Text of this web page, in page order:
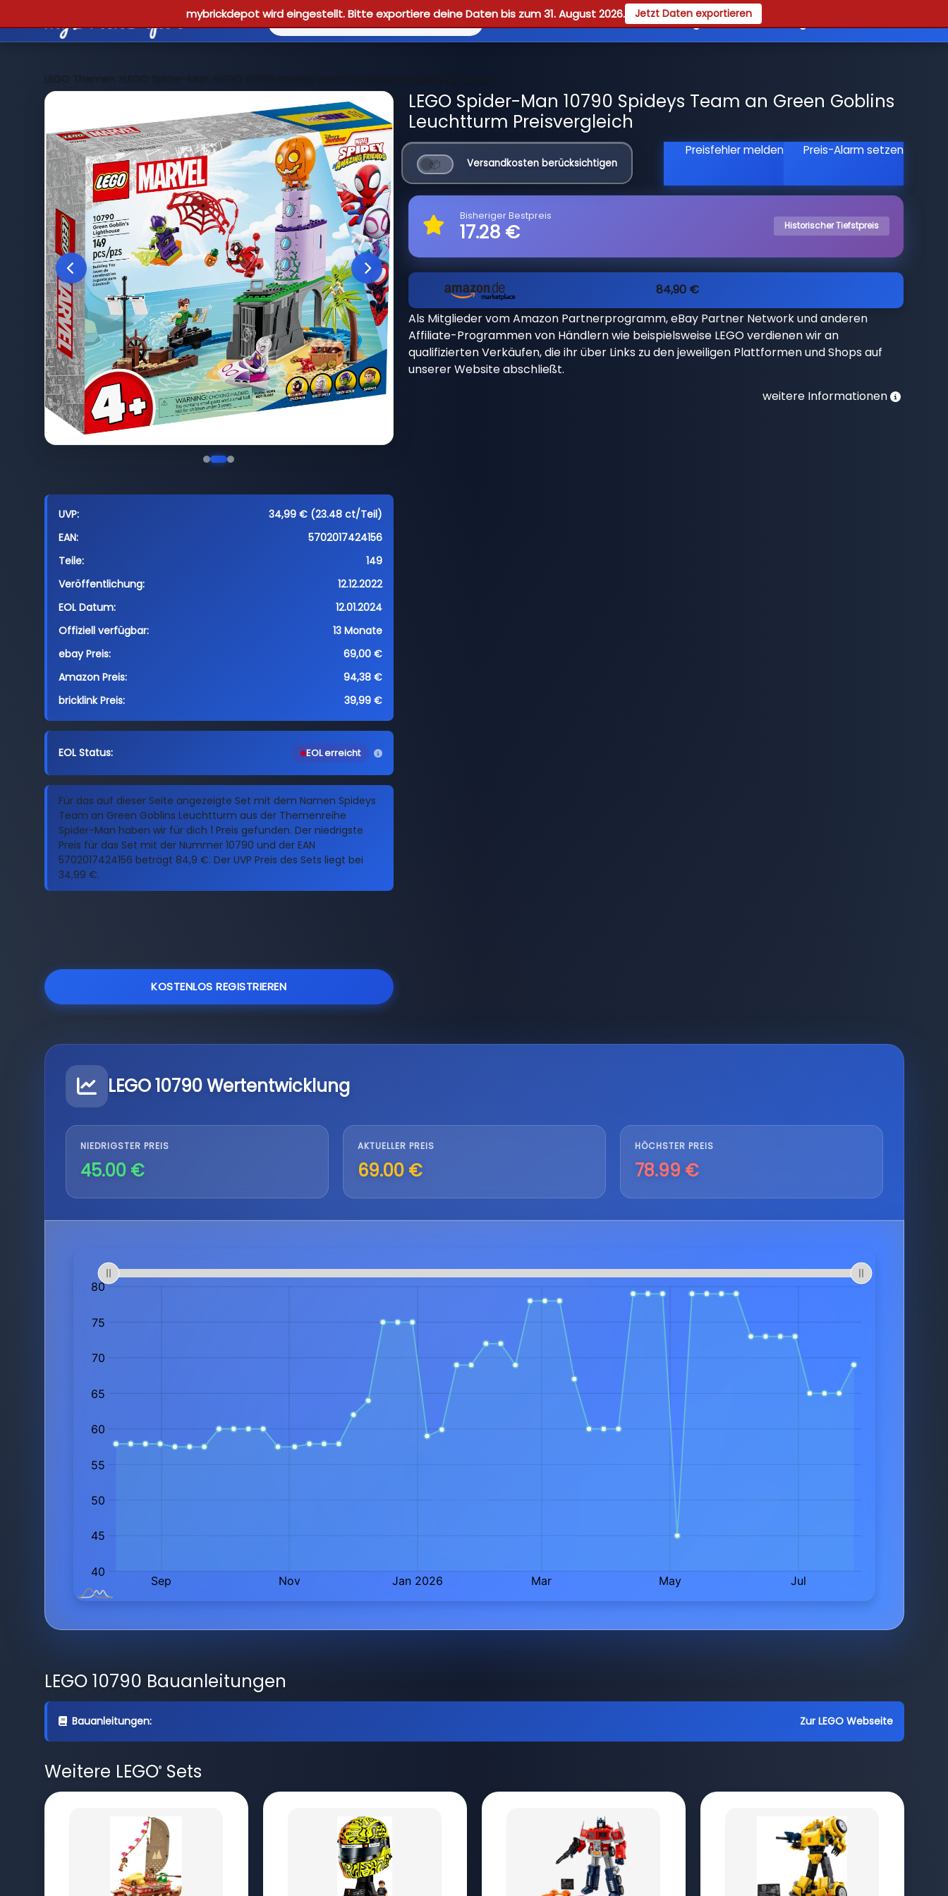
mybrickdepot wird eingestellt. Bitte exportiere deine Daten bis zum 31. August 2026. Jetzt Daten exportieren
Reviews Guides Registrieren
LEGO Themen >LEGO Spider-Man >LEGO 10790 Spideys Team an Green Goblins Leuchtturm
UVP:
34,99 € (23.48 ct/Teil)
EAN:
5702017424156
Teile:
149
Veröffentlichung:
12.12.2022
EOL Datum:
12.01.2024
Offiziell verfügbar:
13 Monate
ebay Preis:
69,00 €
Amazon Preis:
94,38 €
bricklink Preis:
39,99 €
EOL Status: EOL erreicht
Für das auf dieser Seite angezeigte Set mit dem Namen Spideys
Team an Green Goblins Leuchtturm aus der Themenreihe
Spider-Man haben wir für dich 1 Preis gefunden. Der niedrigste
Preis für das Set mit der Nummer 10790 und der EAN
5702017424156 beträgt 84,9 €. Der UVP Preis des Sets liegt bei
34,99 €.
KOSTENLOS REGISTRIEREN
LEGO Spider-Man 10790 Spideys Team an Green Goblins
Leuchtturm Preisvergleich
Versandkosten berücksichtigen
Preisfehler melden Preis-Alarm setzen
Bisheriger Bestpreis
17.28 € Historischer Tiefstpreis
84,90 €
Als Mitglieder vom Amazon Partnerprogramm, eBay Partner Network und anderen
Affiliate-Programmen von Händlern wie beispielsweise LEGO verdienen wir an
qualifizierten Verkäufen, die ihr über Links zu den jeweiligen Plattformen und Shops auf
unserer Website abschließt.
weitere Informationen
LEGO 10790 Wertentwicklung
NIEDRIGSTER PREIS
45.00 €
AKTUELLER PREIS
69.00 €
HÖCHSTER PREIS
78.99 €
LEGO 10790 Bauanleitungen
Bauanleitungen: Zur LEGO Webseite
Weitere LEGO®Sets